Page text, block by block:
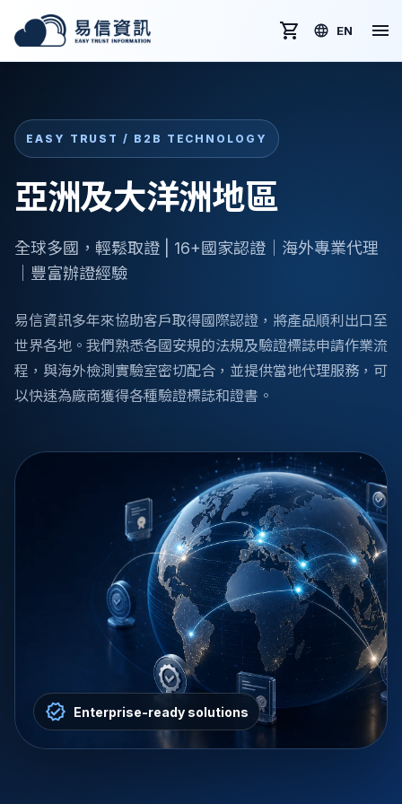
EN
EASY TRUST / B2B TECHNOLOGY
亞洲及大洋洲地區
全球多國，輕鬆取證 | 16+國家認證｜海外專業代理
｜豐富辦證經驗
易信資訊多年來協助客戶取得國際認證，將產品順利出口至
世界各地。我們熟悉各國安規的法規及驗證標誌申請作業流
程，與海外檢測實驗室密切配合，並提供當地代理服務，可
以快速為廠商獲得各種驗證標誌和證書。
Enterprise-ready solutions